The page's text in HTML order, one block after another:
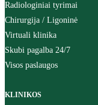
Radiologiniai tyrimai
Chirurgija / Ligoninė
Virtuali klinika
Skubi pagalba 24/7
Visos paslaugos
KLINIKOS